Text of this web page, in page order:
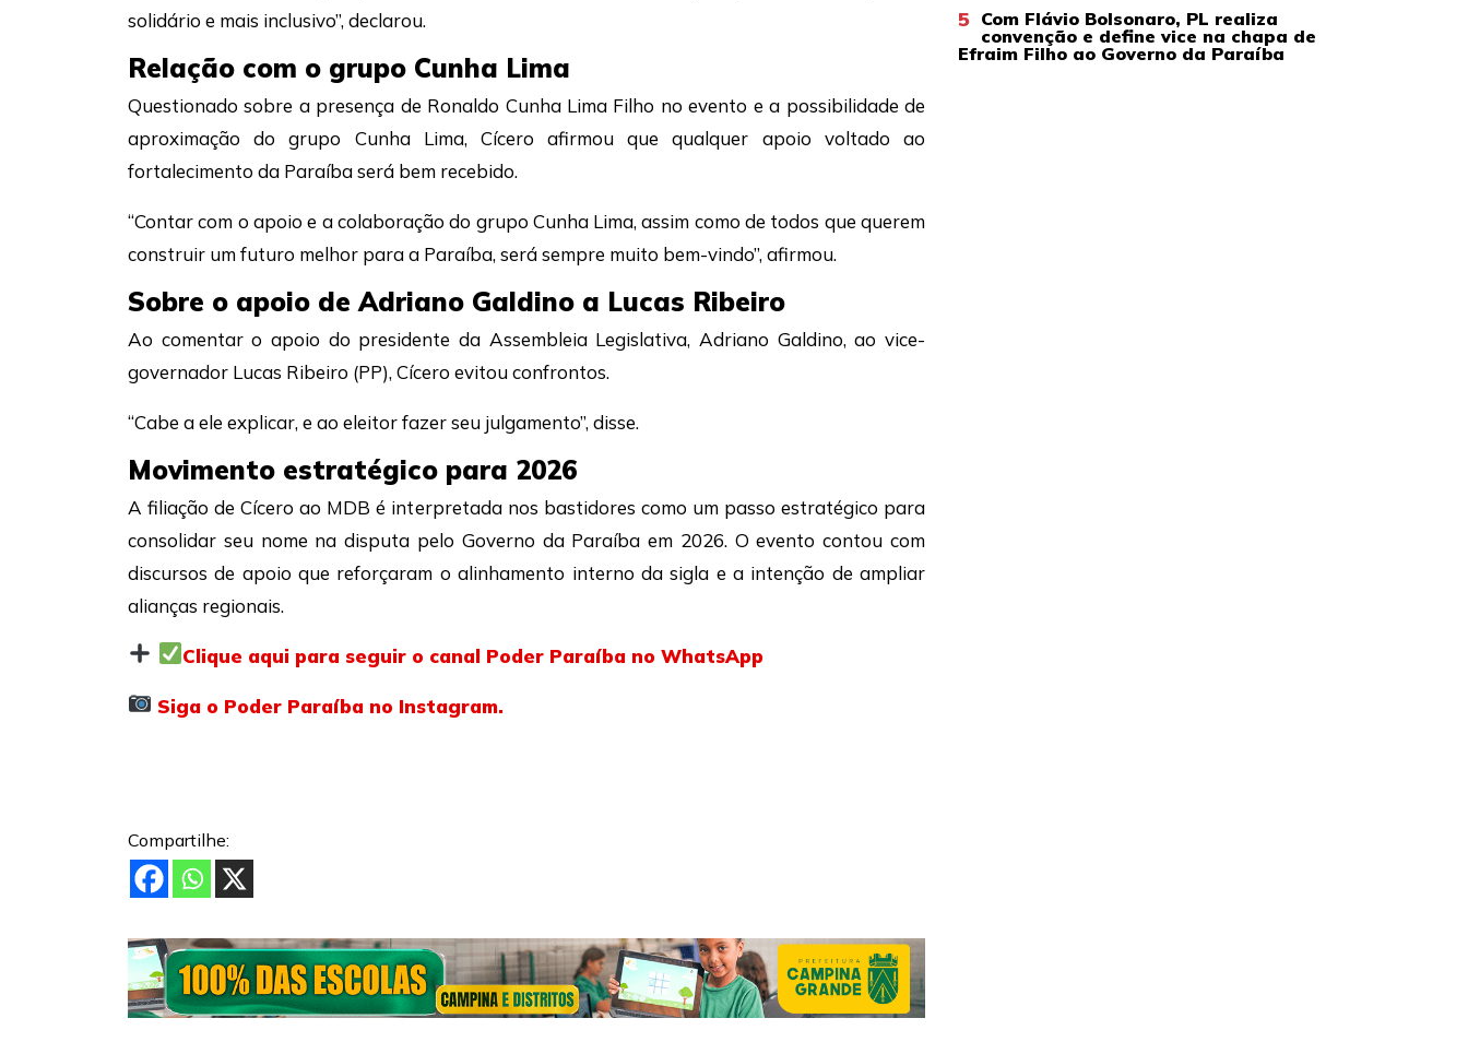
solidário e mais inclusivo”, declarou.
Relação com o grupo Cunha Lima
Questionado sobre a presença de Ronaldo Cunha Lima Filho no evento e a possibilidade de
aproximação do grupo Cunha Lima, Cícero afirmou que qualquer apoio voltado ao
fortalecimento da Paraíba será bem recebido.
“Contar com o apoio e a colaboração do grupo Cunha Lima, assim como de todos que querem
construir um futuro melhor para a Paraíba, será sempre muito bem-vindo”, afirmou.
Sobre o apoio de Adriano Galdino a Lucas Ribeiro
Ao comentar o apoio do presidente da Assembleia Legislativa, Adriano Galdino, ao vice-
governador Lucas Ribeiro (PP), Cícero evitou confrontos.
“Cabe a ele explicar, e ao eleitor fazer seu julgamento”, disse.
Movimento estratégico para 2026
A filiação de Cícero ao MDB é interpretada nos bastidores como um passo estratégico para
consolidar seu nome na disputa pelo Governo da Paraíba em 2026. O evento contou com
discursos de apoio que reforçaram o alinhamento interno da sigla e a intenção de ampliar
alianças regionais.
Clique aqui para seguir o canal Poder Paraíba no WhatsApp
Siga o Poder Paraíba no Instagram.
Compartilhe:
5 Com Flávio Bolsonaro, PL realiza
convenção e define vice na chapa de
Efraim Filho ao Governo da Paraíba